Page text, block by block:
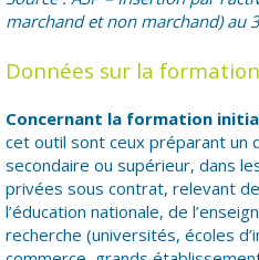
marchand et non marchand) au
Données sur la formation
Concernant la formation
cet outil sont ceux préparant un
secondaire ou supérieur, dans
privées sous contrat, relevant
l’éducation nationale, de
recherche (universités, écoles